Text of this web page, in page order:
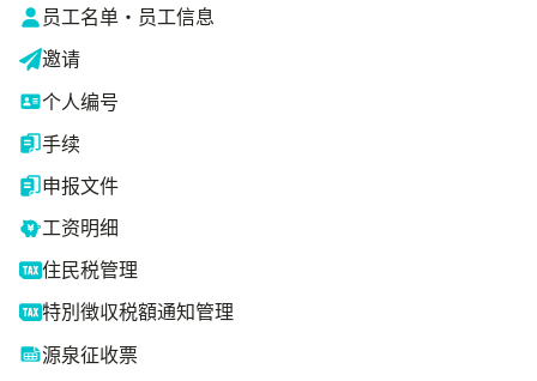
员工名单・员工信息
邀请
个人编号
手续
申报文件
工资明细
住民税管理
特別徴収税額通知管理
源泉征收票